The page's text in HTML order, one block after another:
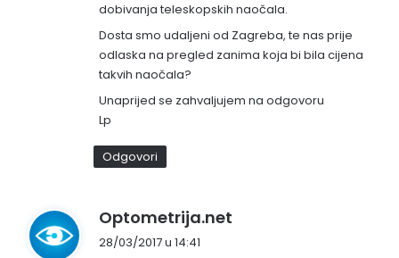
o
:
dobivanja teleskopskih naočala.
Dosta smo udaljeni od Zagreba, te nas prije
odlaska na pregled zanima koja bi bila cijena
takvih naočala?
Unaprijed se zahvaljujem na odgovoru
Lp
Odgovori
Optometrija.net
28/03/2017 u 14:41